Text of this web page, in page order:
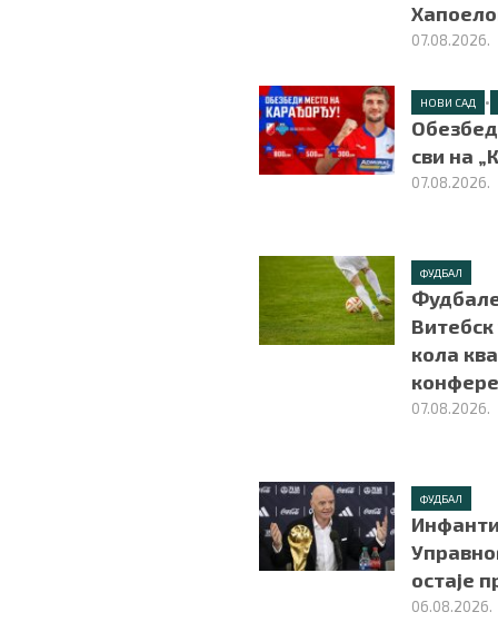
07.08.2026.
НОВИ САД •
сви на
07.08.2026.
ФУДБАЛ
кола
07.08.2026.
ФУДБАЛ
остаје
06.08.2026.